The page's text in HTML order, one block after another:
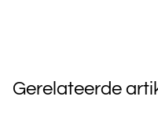
Gerelateerde